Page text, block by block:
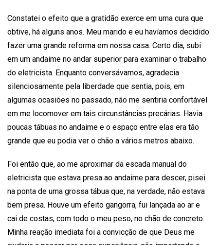
Constatei o efeito que a gratidão exerce em uma cura que
obtive, há alguns anos. Meu marido e eu havíamos decidido
fazer uma grande reforma em nossa casa. Certo dia, subi
em um andaime no andar superior para examinar o trabalho
do eletricista. Enquanto conversávamos, agradecia
silenciosamente pela liberdade que sentia, pois, em
algumas ocasiões no passado, não me sentiria confortável
em me locomover em tais circunstâncias precárias. Havia
poucas tábuas no andaime e o espaço entre elas era tão
grande que eu podia ver o chão a vários metros abaixo.
Foi então que, ao me aproximar da escada manual do
eletricista que estava presa ao andaime para descer, pisei
na ponta de uma grossa tábua que, na verdade, não estava
bem presa. Houve um efeito gangorra, fui lançada ao ar e
cai de costas, com todo o meu peso, no chão de concreto.
Minha reação imediata foi a convicção de que Deus me